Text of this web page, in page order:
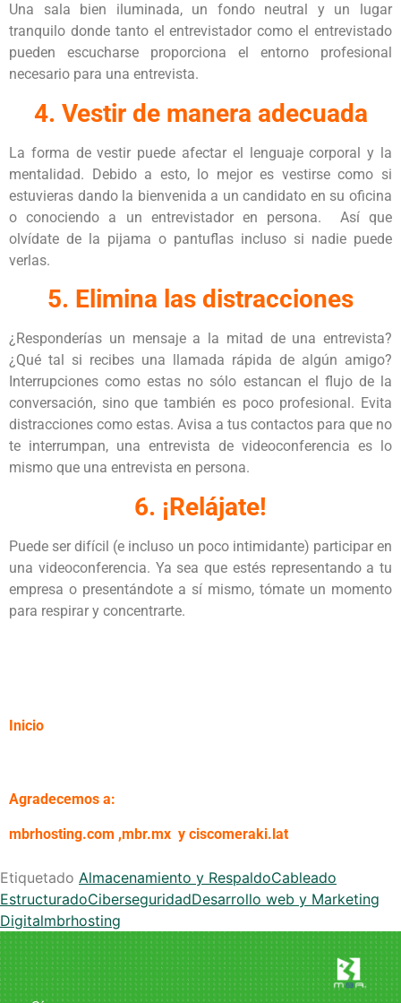
Una sala bien iluminada, un fondo neutral y un lugar
tranquilo donde tanto el entrevistador como el entrevistado
pueden escucharse proporciona el entorno profesional
necesario para una entrevista.
4. Vestir de manera adecuada
La forma de vestir puede afectar el lenguaje corporal y la
mentalidad. Debido a esto, lo mejor es vestirse como si
estuvieras dando la bienvenida a un candidato en su oficina
o conociendo a un entrevistador en persona. Así que
olvídate de la pijama o pantuflas incluso si nadie puede
verlas.
5. Elimina las distracciones
¿Responderías un mensaje a la mitad de una entrevista?
¿Qué tal si recibes una llamada rápida de algún amigo?
Interrupciones como estas no sólo estancan el flujo de la
conversación, sino que también es poco profesional. Evita
distracciones como estas. Avisa a tus contactos para que no
te interrumpan, una entrevista de videoconferencia es lo
mismo que una entrevista en persona.
6. ¡Relájate!
Puede ser difícil (e incluso un poco intimidante) participar en
una videoconferencia. Ya sea que estés representando a tu
empresa o presentándote a sí mismo, tómate un momento
para respirar y concentrarte.
Inicio
Agradecemos a:
mbrhosting.com ,mbr.mx y ciscomeraki.lat
Etiquetado Almacenamiento y RespaldoCableado
EstructuradoCiberseguridadDesarrollo web y Marketing
Digitalmbrhosting